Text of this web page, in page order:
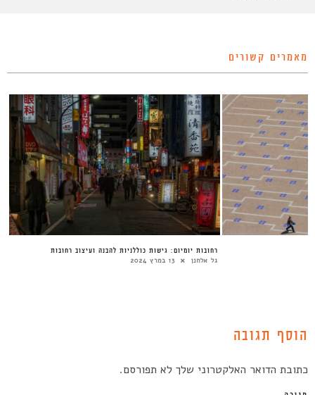
מאמרים קשורים
רחובות יומיום: גישות כוללניות להבנה ועיצוב רחובות
גל אלחנן 13 במרץ 2024
הוסף תגובה
כתובת הדואר האלקטרוני שלך לא תפורסם.